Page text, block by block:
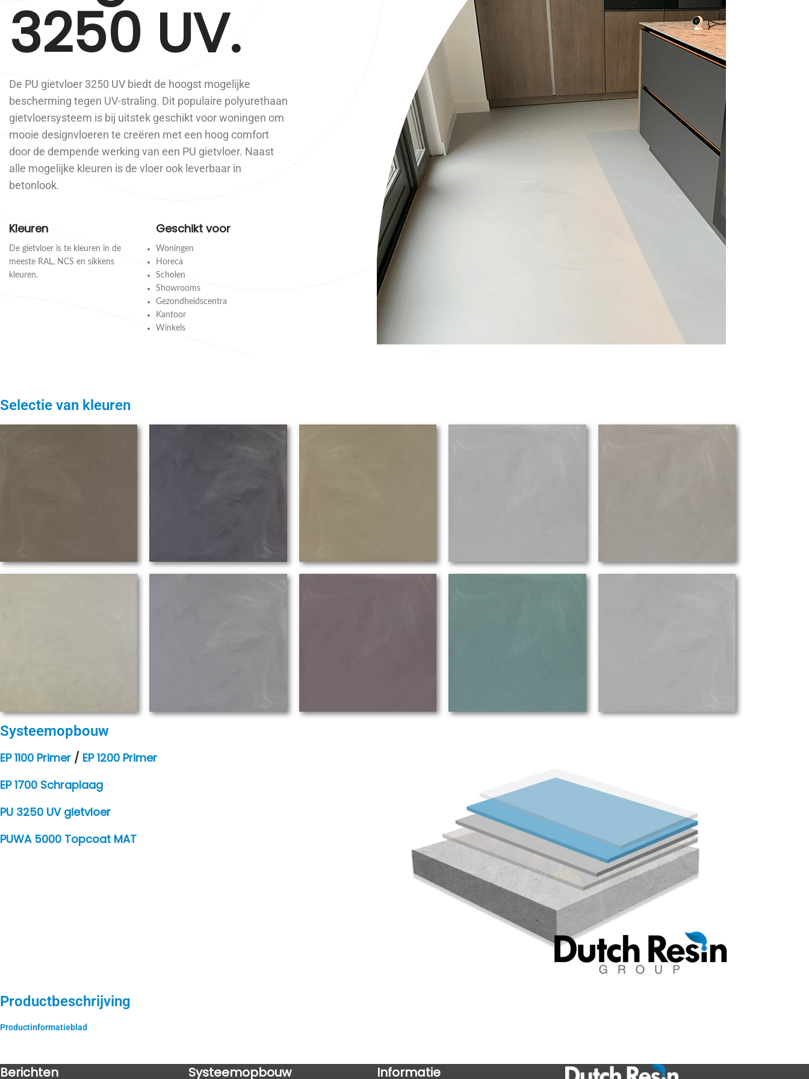
3250 UV.
De PU gietvloer 3250 UV biedt de hoogst mogelijke
bescherming tegen UV-straling. Dit populaire polyurethaan
gietvloersysteem is bij uitstek geschikt voor woningen om
mooie designvloeren te creëren met een hoog comfort
door de dempende werking van een PU gietvloer. Naast
alle mogelijke kleuren is de vloer ook leverbaar in
betonlook.
Kleuren
De gietvloer is te kleuren in de
meeste RAL, NCS en sikkens
kleuren.
Geschikt voor
Woningen
Horeca
Scholen
Showrooms
Gezondheidscentra
Kantoor
Winkels
Selectie van kleuren
Systeemopbouw
EP 1100 Primer / EP 1200 Primer
EP 1700 Schraplaag
PU 3250 UV gietvloer
PUWA 5000 Topcoat MAT
Productbeschrijving
Productinformatieblad
Berichten Systeemopbouw Informatie